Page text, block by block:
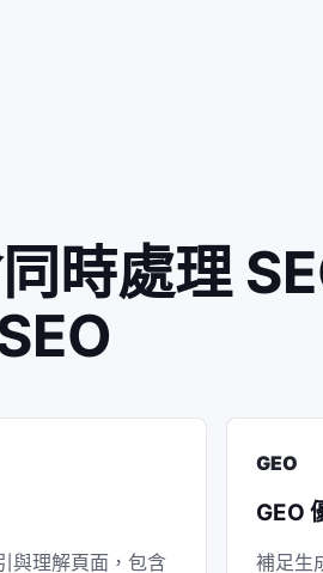
時處理
與理解頁面，包含
GEO
GEO
補足生